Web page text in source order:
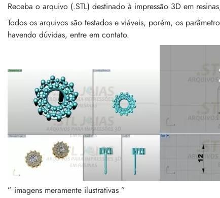
Receba o arquivo (.STL) destinado à impressão 3D em
Todos os arquivos são testados e viáveis, porém, os
havendo dúvidas, entre em contato.
” imagens meramente ilustrativas ”